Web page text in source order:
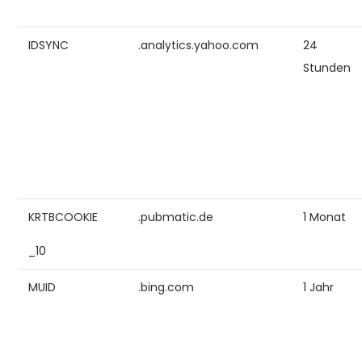
IDSYNC .analytics.yahoo.com
24
Stunden
KRTBCOOKIE
_10
.pubmatic.de 1 Monat
MUID .bing.com 1 Jahr